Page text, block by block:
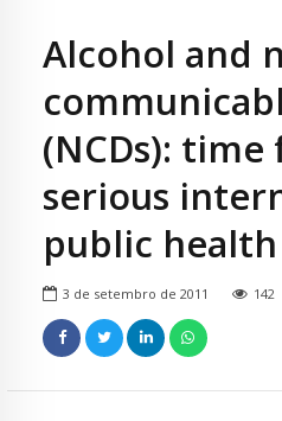
Alcohol and
(NCDs): time
serious
public
3 de setembro de 2011 142